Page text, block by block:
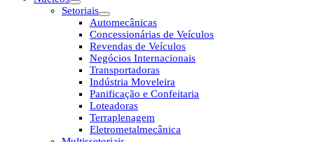
Setoriais
Automecânicas
Concessionárias de Veículos
Revendas de Veículos
Negócios Internacionais
Transportadoras
Indústria Moveleira
Panificação e Confeitaria
Loteadoras
Terraplenagem
Eletrometalmecânica